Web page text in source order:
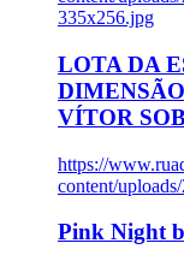
335x256.jpg
LOTA DA
VÍTOR
https://
content/
Pink Night